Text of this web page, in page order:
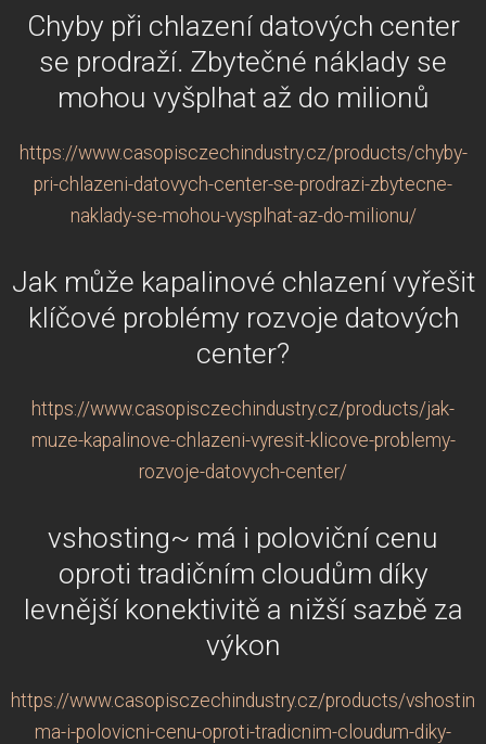
Chyby při chlazení datových center
se prodraží. Zbytečné náklady se
mohou vyšplhat až do milionů
https://www.casopisczechindustry.cz/products/chyby-
pri-chlazeni-datovych-center-se-prodrazi-zbytecne-
naklady-se-mohou-vysplhat-az-do-milionu/
Jak může kapalinové chlazení vyřešit
klíčové problémy rozvoje datových
center?
https://www.casopisczechindustry.cz/products/jak-
muze-kapalinove-chlazeni-vyresit-klicove-problemy-
rozvoje-datovych-center/
vshosting~ má i poloviční cenu
oproti tradičním cloudům díky
levnější konektivitě a nižší sazbě za
výkon
https://www.casopisczechindustry.cz/products/
ma-i-polovicni-cenu-oproti-tradicnim-cloudum-diky-